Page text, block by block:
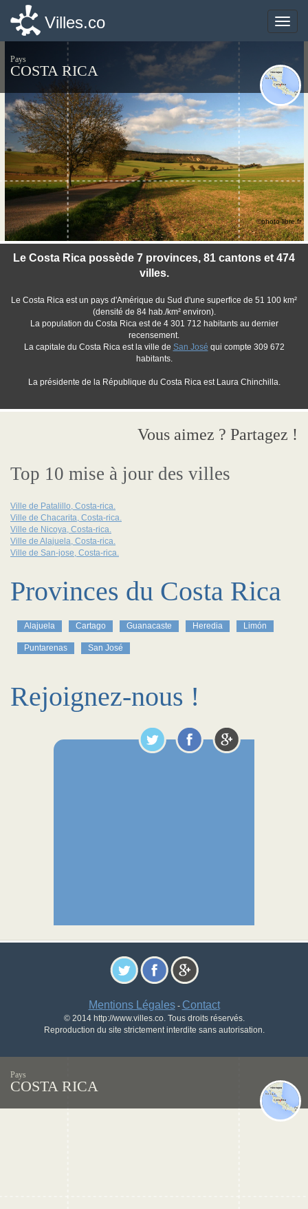
Toggle
Villes.co
Pays
COSTA RICA
Le Costa Rica possède 7 provinces, 81 cantons et 474
villes.
Le Costa Rica est un pays d'Amérique du Sud d'une superfice de 51 100 km²
(densité de 84 hab./km² environ).
La population du Costa Rica est de 4 301 712 habitants au dernier
recensement.
La capitale du Costa Rica est la ville de San José qui compte 309 672
habitants.
La présidente de la République du Costa Rica est Laura Chinchilla.
©photo-libre.fr
Vous aimez ? Partagez !
Top 10 mise à jour des villes
Ville de Patalillo, Costa-rica.
Ville de Chacarita, Costa-rica.
Ville de Nicoya, Costa-rica.
Ville de Alajuela, Costa-rica.
Ville de San-jose, Costa-rica.
Provinces du Costa Rica
Alajuela Cartago Guanacaste Heredia Limón
Puntarenas San José
Rejoignez-nous !
Mentions Légales- Contact
© 2014 http://www.villes.co. Tous droits réservés.
Reproduction du site strictement interdite sans autorisation.
Toggle
Villes.co
Pays
COSTA RICA